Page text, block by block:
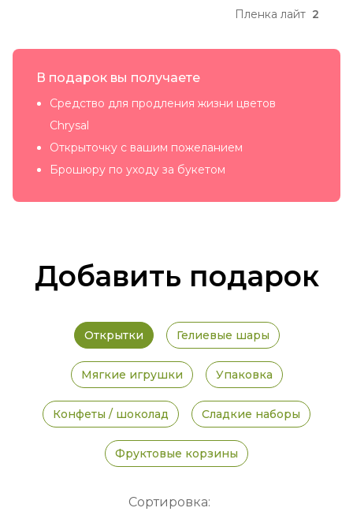
Пленка лайт 2
В подарок вы получаете
Средство для продления жизни цветов
Chrysal
Открыточку с вашим пожеланием
Брошюру по уходу за букетом
Добавить подарок
Открытки Гелиевые шары
Мягкие игрушки Упаковка
Конфеты / шоколад Сладкие наборы
Фруктовые корзины
Сортировка: